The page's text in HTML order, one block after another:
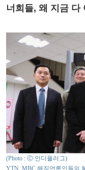
너희들, 왜 지금 다
(Photo : Ⓒ 인디플러그)
YTN, MBC 해직언론인들의